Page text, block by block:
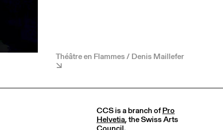
Théâtre en Flammes / Denis Maillefer
CCS is a branch ofPro
Helvetia, the Swiss Arts